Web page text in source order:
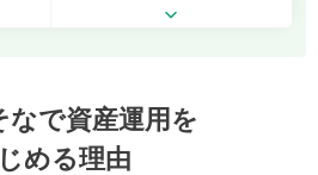
なで資産運用を
める理由